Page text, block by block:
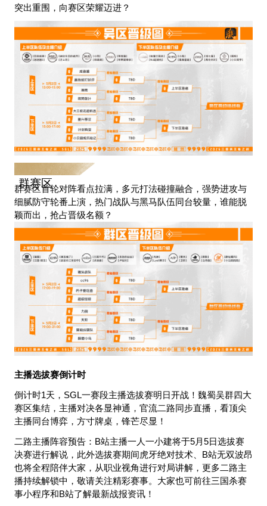
突出重围，向赛区荣耀迈进？
群赛区
群赛区首轮对阵看点拉满，多元打法碰撞融合，强势进攻与
细腻防守轮番上演，热门战队与黑马队伍同台较量，谁能脱
颖而出，抢占晋级名额？
主播选拔赛倒计时
倒计时1天，SGL一赛段主播选拔赛明日开战！魏蜀吴群四大
赛区集结，主播对决各显神通，官流二路同步直播，看顶尖
主播同台博弈，方寸牌桌，锋芒尽显！
二路主播阵容预告：B站主播一人一小建将于5月5日选拔赛
决赛进行解说，此外选拔赛期间虎牙绝对技术、B站无双波昂
也将全程陪伴大家，从职业视角进行对局讲解，更多二路主
播持续解锁中，敬请关注精彩赛事。大家也可前往三国杀赛
事小程序和B站了解最新战报资讯！